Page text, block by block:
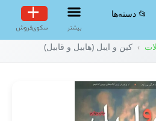
📂 دسته‌ها
بیشتر سکوی‌فروش
› کین و ایبل (هابیل و قابیل)